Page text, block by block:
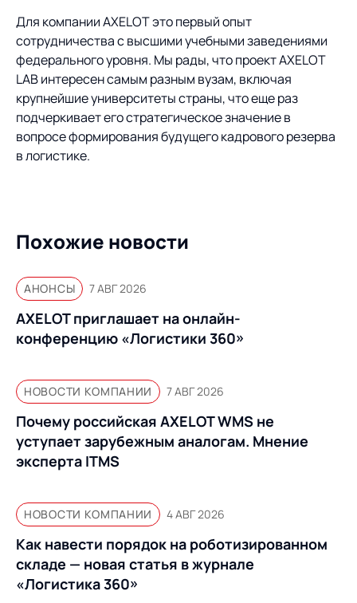
Для компании AXELOT это первый опыт
сотрудничества с высшими учебными заведениями
федерального уровня. Мы рады, что проект AXELOT
LAB интересен самым разным вузам, включая
крупнейшие университеты страны, что еще раз
подчеркивает его стратегическое значение в
вопросе формирования будущего кадрового резерва
в логистике.
Похожие новости
АНОНСЫ 7 АВГ 2026
AXELOT приглашает на онлайн-
конференцию «Логистики 360»
НОВОСТИ КОМПАНИИ 7 АВГ 2026
Почему российская AXELOT WMS не
уступает зарубежным аналогам. Мнение
эксперта ITMS
НОВОСТИ КОМПАНИИ 4 АВГ 2026
Как навести порядок на роботизированном
складе — новая статья в журнале
«Логистика 360»